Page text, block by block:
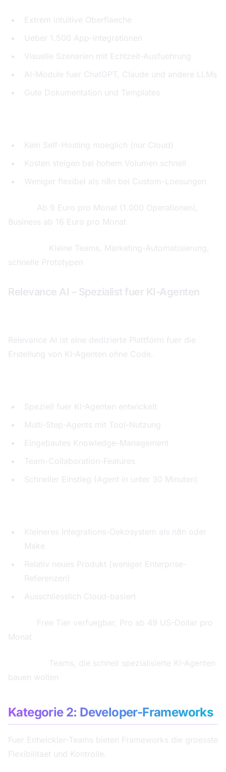
Extrem intuitive Oberflaeche
Ueber 1.500 App-Integrationen
Visuelle Szenarien mit Echtzeit-Ausfuehrung
AI-Module fuer ChatGPT, Claude und andere LLMs
Gute Dokumentation und Templates
Kein Self-Hosting moeglich (nur Cloud)
Kosten steigen bei hohem Volumen schnell
Weniger flexibel als n8n bei Custom-Loesungen
Ab 9 Euro pro Monat (1.000 Operationen),
Business ab 16 Euro pro Monat
Kleine Teams, Marketing-Automatisierung,
schnelle Prototypen
Relevance AI – Spezialist fuer KI-Agenten
Relevance AI ist eine dedizierte Plattform fuer die
Erstellung von KI-Agenten ohne Code.
Speziell fuer KI-Agenten entwickelt
Multi-Step-Agents mit Tool-Nutzung
Eingebautes Knowledge-Management
Team-Collaboration-Features
Schneller Einstieg (Agent in unter 30 Minuten)
Kleineres Integrations-Oekosystem als n8n oder
Make
Relativ neues Produkt (weniger Enterprise-
Referenzen)
Ausschliesslich Cloud-basiert
Free Tier verfuegbar, Pro ab 49 US-Dollar pro
Monat
Teams, die schnell spezialisierte KI-Agenten
bauen wollen
Kategorie 2: Developer-Frameworks
Fuer Entwickler-Teams bieten Frameworks die groesste
Flexibilitaet und Kontrolle.